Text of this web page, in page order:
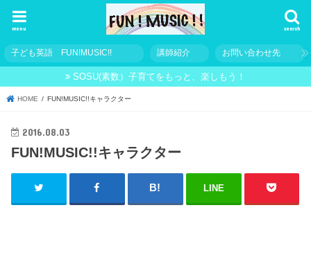
search
menu
子ども英語 FUN!MUSIC!! 講師紹介 お問い合わせ先
SOSU(素数）子育てをもっと、楽しもう！
HOME FUN!MUSIC!!キャラクター
2016.08.03
FUN!MUSIC!!キャラクター
LINE